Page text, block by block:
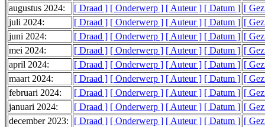
augustus 2024:
[ Draad ] [ Onderwerp ] [ Auteur ] [ Datum ] [
juli 2024:
[ Draad ] [ Onderwerp ] [ Auteur ] [ Datum ] [
juni 2024:
[ Draad ] [ Onderwerp ] [ Auteur ] [ Datum ] [
mei 2024:
[ Draad ] [ Onderwerp ] [ Auteur ] [ Datum ] [
april 2024:
[ Draad ] [ Onderwerp ] [ Auteur ] [ Datum ] [
maart 2024:
[ Draad ] [ Onderwerp ] [ Auteur ] [ Datum ] [
februari 2024:
[ Draad ] [ Onderwerp ] [ Auteur ] [ Datum ] [
januari 2024:
[ Draad ] [ Onderwerp ] [ Auteur ] [ Datum ] [
december 2023:
[ Draad ] [ Onderwerp ] [ Auteur ] [ Datum ] [